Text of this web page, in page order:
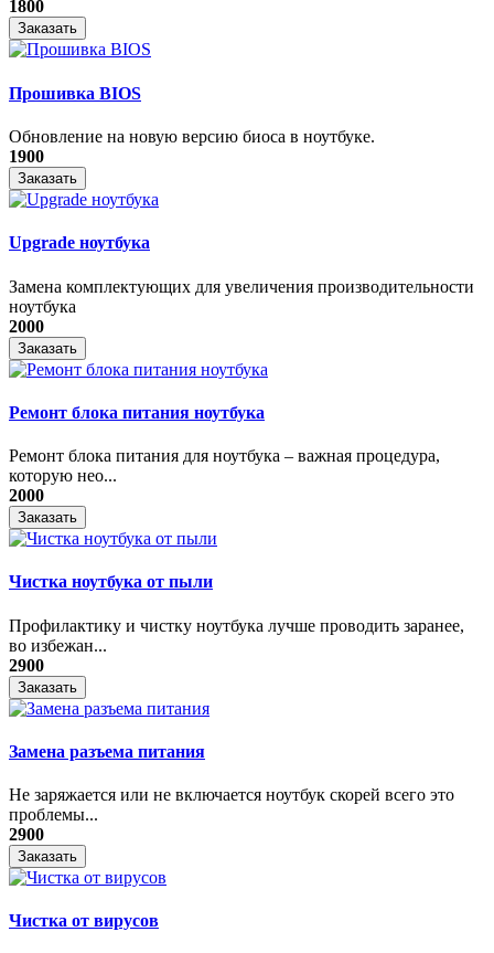
1800
Заказать
Прошивка BIOS
Обновление на новую версию биоса в ноутбуке.
1900
Заказать
Upgrade ноутбука
Замена комплектующих для увеличения производительности
ноутбука
2000
Заказать
Ремонт блока питания ноутбука
​Ремонт блока питания для ноутбука – важная процедура,
которую нео...
2000
Заказать
Чистка ноутбука от пыли
Профилактику и чистку ноутбука лучше проводить заранее,
во избежан...
2900
Заказать
Замена разъема питания
Не заряжается или не включается ноутбук скорей всего это
проблемы...
2900
Заказать
Чистка от вирусов